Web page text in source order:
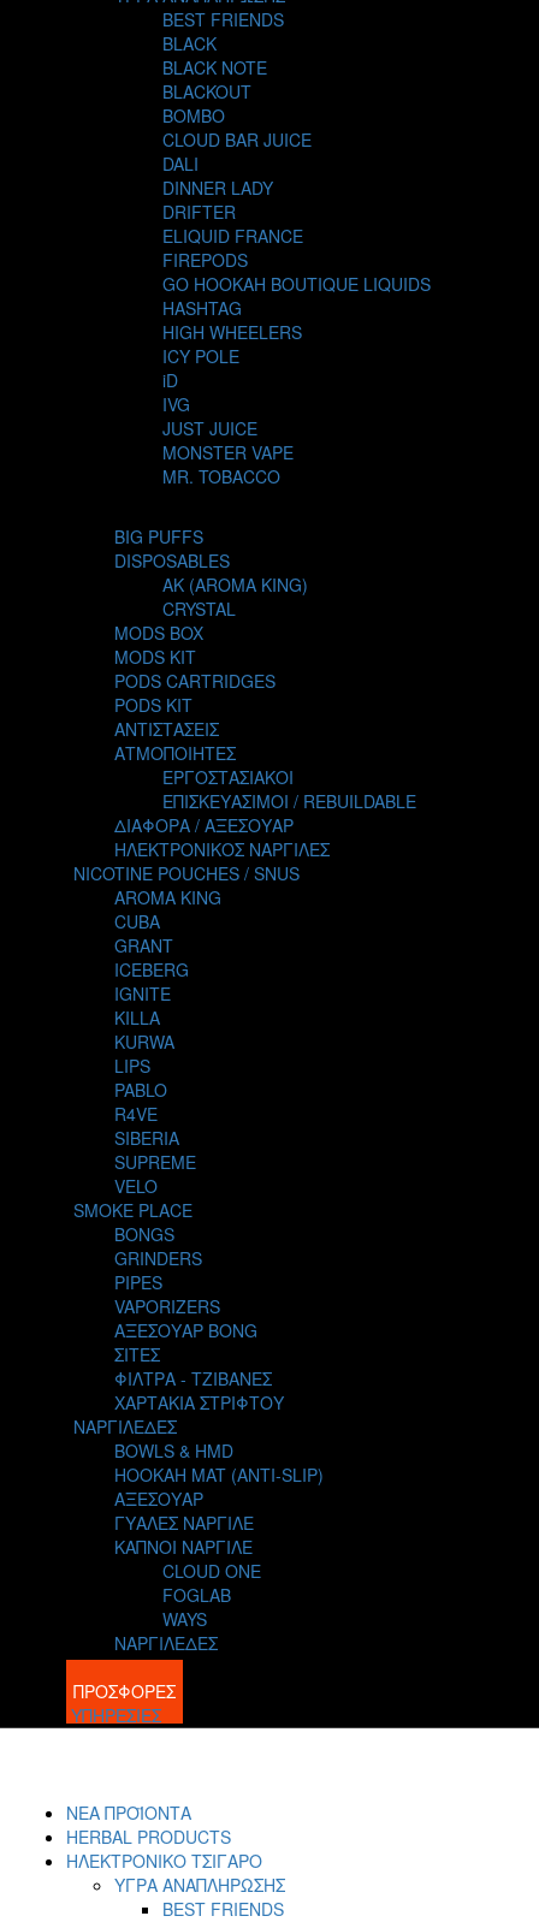
BEST FRIENDS
BLACK
BLACK NOTE
BLACKOUT
BOMBO
CLOUD BAR JUICE
DALI
DINNER LADY
DRIFTER
ELIQUID FRANCE
FIREPODS
GO HOOKAH BOUTIQUE LIQUIDS
HASHTAG
HIGH WHEELERS
ICY POLE
iD
IVG
JUST JUICE
MONSTER VAPE
MR. TOBACCO
NUBO
OMERTA LIQUIDS
OPMH PROJECT
S-ELF JUICE
SADBOY
SCANDAL
SECRET FOREST
STEAM CITY LIQUIDS
STEAM TRAIN
STEAMPUNK
TALES
TATTOO
THE ALCHEMIST
THE SMOKER'S CLUB
TIKI MAHU
TWIST
VGOD
WILD ZOO
YETI
BIG PUFFS
DISPOSABLES
AK (AROMA KING)
CRYSTAL
MODS BOX
MODS KIT
PODS CARTRIDGES
PODS KIT
ΑΝΤΙΣΤΑΣΕΙΣ
ΑΤΜΟΠΟΙΗΤΕΣ
ΕΡΓΟΣΤΑΣΙΑΚΟΙ
ΕΠΙΣΚΕΥΑΣΙΜΟΙ / REBUILDABLE
ΔΙΑΦΟΡΑ / ΑΞΕΣΟΥΑΡ
ΗΛΕΚΤΡΟΝΙΚΟΣ ΝΑΡΓΙΛΕΣ
NICOTINE POUCHES / SNUS
AROMA KING
CUBA
GRANT
ICEBERG
IGNITE
KILLA
KURWA
LIPS
PABLO
R4VE
SIBERIA
SUPREME
VELO
SMOKE PLACE
BONGS
GRINDERS
PIPES
VAPORIZERS
ΑΞΕΣΟΥΑΡ BONG
ΣΙΤΕΣ
ΦΙΛΤΡΑ - ΤΖΙΒΑΝΕΣ
ΧΑΡΤΑΚΙΑ ΣΤΡΙΦΤΟΥ
ΝΑΡΓΙΛΕΔΕΣ
BOWLS & HMD
HOOKAH MAT (ANTI-SLIP)
ΑΞΕΣΟΥΑΡ
ΓΥΑΛΕΣ ΝΑΡΓΙΛΕ
ΚΑΠΝΟΙ ΝΑΡΓΙΛΕ
CLOUD ONE
FOGLAB
WAYS
ΝΑΡΓΙΛΕΔΕΣ
BLOG
ΠΡΟΣΦΟΡΕΣ
ΥΠΗΡΕΣΙΕΣ
ΝΕΑ ΠΡΟΪΟΝΤΑ
HERBAL PRODUCTS
ΗΛΕΚΤΡΟΝΙΚΟ ΤΣΙΓΑΡΟ
ΥΓΡΑ ΑΝΑΠΛΗΡΩΣΗΣ
BEST FRIENDS